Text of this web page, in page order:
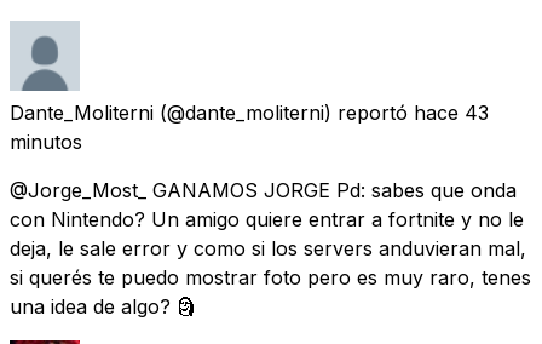
Dante_Moliterni (@dante_moliterni) reportó hace 43
minutos
@Jorge_Most_ GANAMOS JORGE Pd: sabes que onda
con Nintendo? Un amigo quiere entrar a fortnite y no le
deja, le sale error y como si los servers anduvieran mal,
si querés te puedo mostrar foto pero es muy raro, tenes
una idea de algo? 🗿